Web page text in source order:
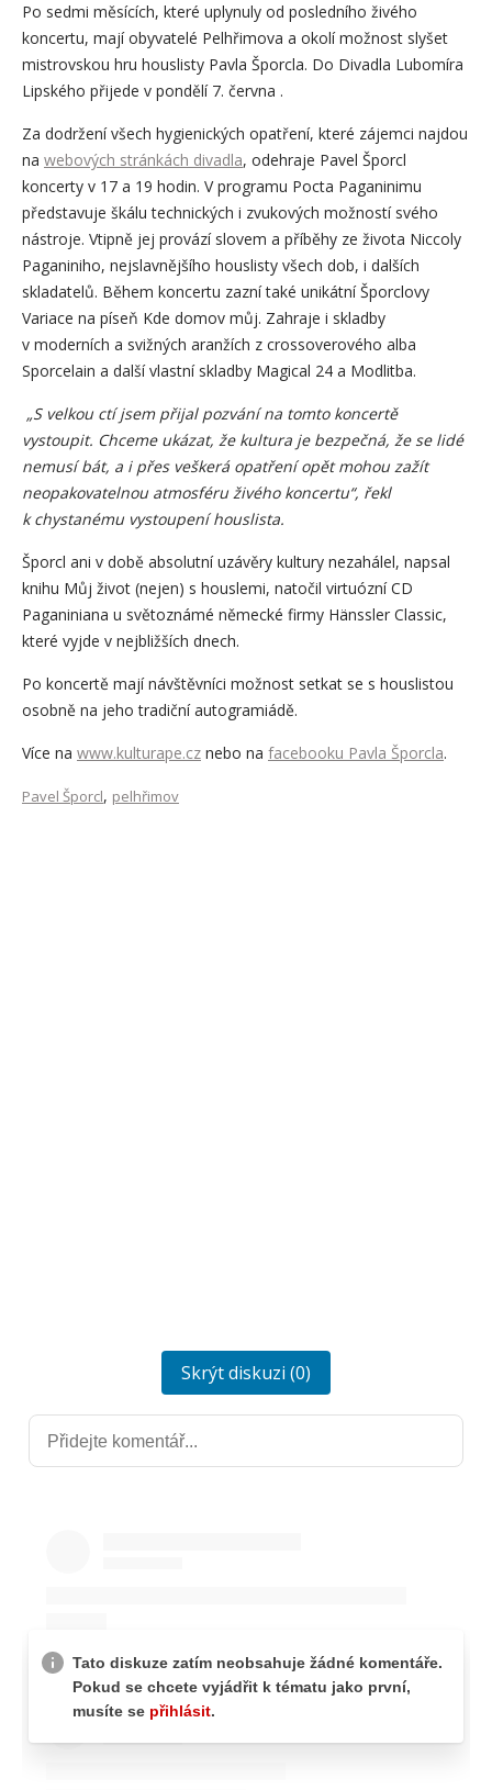
Po sedmi měsících, které uplynuly od posledního živého
koncertu, mají obyvatelé Pelhřimova a okolí možnost slyšet
mistrovskou hru houslisty Pavla Šporcla. Do Divadla Lubomíra
Lipského přijede v pondělí 7. června .
Za dodržení všech hygienických opatření, které zájemci najdou
na webových stránkách divadla, odehraje Pavel Šporcl
koncerty v 17 a 19 hodin. V programu Pocta Paganinimu
představuje škálu technických i zvukových možností svého
nástroje. Vtipně jej provází slovem a příběhy ze života Niccoly
Paganiniho, nejslavnějšího houslisty všech dob, i dalších
skladatelů. Během koncertu zazní také unikátní Šporclovy
Variace na píseň Kde domov můj. Zahraje i skladby
v moderních a svižných aranžích z crossoverového alba
Sporcelain a další vlastní skladby Magical 24 a Modlitba.
„S velkou ctí jsem přijal pozvání na tomto koncertě
vystoupit. Chceme ukázat, že kultura je bezpečná, že se lidé
nemusí bát, a i přes veškerá opatření opět mohou zažít
neopakovatelnou atmosféru živého koncertu“, řekl
k chystanému vystoupení houslista.
Šporcl ani v době absolutní uzávěry kultury nezahálel, napsal
knihu Můj život (nejen) s houslemi, natočil virtuózní CD
Paganiniana u světoznámé německé firmy Hänssler Classic,
které vyjde v nejbližších dnech.
Po koncertě mají návštěvníci možnost setkat se s houslistou
osobně na jeho tradiční autogramiádě.
Více na www.kulturape.cz nebo na facebooku Pavla Šporcla.
Pavel Šporcl, pelhřimov
Skrýt diskuzi (0)